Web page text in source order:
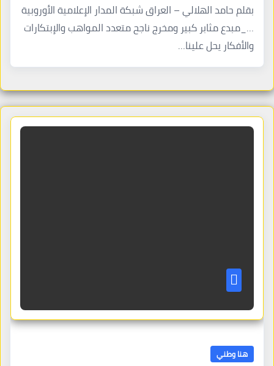
بقلم حامد الهلالي – العراق شبكة المدار الإعلامية الأوروبية
…_مبدع مثابر كبير ومخرج ناجح متعدد المواهب والإبتكارات
والأفكار يحل علينا…
هنا وطني